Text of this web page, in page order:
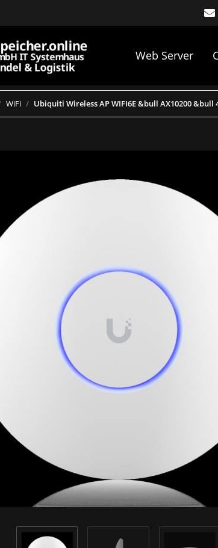
Web Server
WiFi Ubiquiti Wireless AP WIFI6E &bull AX10200